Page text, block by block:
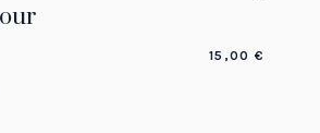
15,00 €